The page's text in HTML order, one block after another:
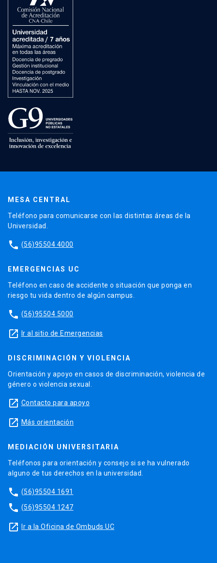
MESA CENTRAL
Teléfono para comunicarse con las distintas áreas de la
Universidad.
phone (56)95504 4000
EMERGENCIAS UC
Teléfono en caso de accidente o situación que ponga en
riesgo tu vida dentro de algún campus.
phone (56)95504 5000
launch Ir al sitio de Emergencias
DISCRIMINACIÓN Y VIOLENCIA
Orientación y apoyo en casos de discriminación, violencia de
género o violencia sexual.
launch Contacto para apoyo
launch Más orientación
MEDIACIÓN UNIVERSITARIA
Teléfonos para orientación y consejo si se ha vulnerado
alguno de tus derechos en la universidad.
phone (56)95504 1691
phone (56)95504 1247
launch Ir a la Oficina de Ombuds UC